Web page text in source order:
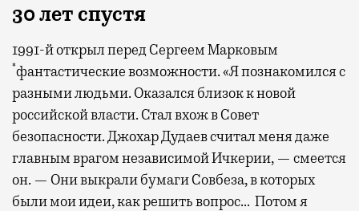
30 лет спустя
1991-й открыл перед Сергеем Марковым
*фантастические возможности. «Я познакомился с
разными людьми. Оказался близок к новой
российской власти. Стал вхож в Совет
безопасности. Джохар Дудаев считал меня даже
главным врагом независимой Ичкерии, — смеется
он. — Они выкрали бумаги Совбеза, в которых
были мои идеи, как решить вопрос… Потом я